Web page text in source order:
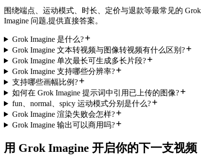
围绕端点、运动模式、时长、定价与退款等最常见的 Grok
Imagine 问题,提供直接答案。
Grok Imagine 是什么?
Grok Imagine 文本转视频与图像转视频有什么区别?
Grok Imagine 单次最长可生成多长片段?
Grok Imagine 支持哪些分辨率?
支持哪些画幅比例?
如何在 Grok Imagine 提示词中引用已上传的图像?
fun、normal、spicy 运动模式分别是什么?
Grok Imagine 渲染失败会怎样?
Grok Imagine 输出可以商用吗?
用 Grok Imagine 开启你的下一支视频